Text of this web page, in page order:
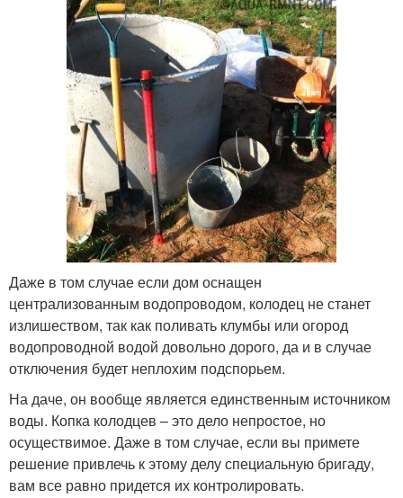
Даже в том случае если дом оснащен
централизованным водопроводом, колодец не станет
излишеством, так как поливать клумбы или огород
водопроводной водой довольно дорого, да и в случае
отключения будет неплохим подспорьем.
На даче, он вообще является единственным источником
воды. Копка колодцев – это дело непростое, но
осуществимое. Даже в том случае, если вы примете
решение привлечь к этому делу специальную бригаду,
вам все равно придется их контролировать.